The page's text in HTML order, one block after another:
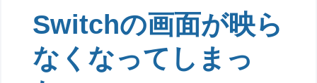
Switchの画面が映ら
なくなってしまっ